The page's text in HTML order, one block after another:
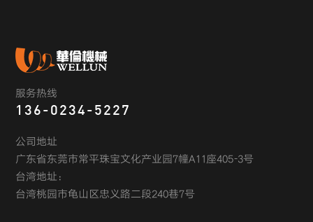
服务热线
136-0234-5227
公司地址
广东省东莞市常平珠宝文化产业园7幢A11座405-3号
台湾地址：
台湾桃园市龟山区忠义路二段240巷7号